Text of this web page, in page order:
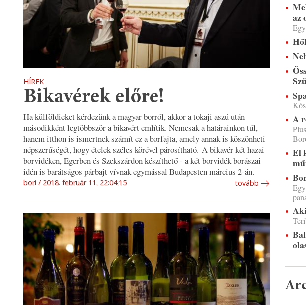
HÍREK
Bikavérek előre!
Ha külföldieket kérdezünk a magyar borról, akkor a tokaji aszú után
másodikként legtöbbször a bikavért említik. Nemcsak a határainkon túl,
hanem itthon is ismertnek számít ez a borfajta, amely annak is köszönheti
népszerűségét, hogy ételek széles körével párosítható. A bikavér két hazai
borvidéken, Egerben és Szekszárdon készíthető - a két borvidék borászai
idén is barátságos párbajt vívnak egymással Budapesten március 2-án.
bori 2018. február 11. 22:04:15 tovább
az
A
El